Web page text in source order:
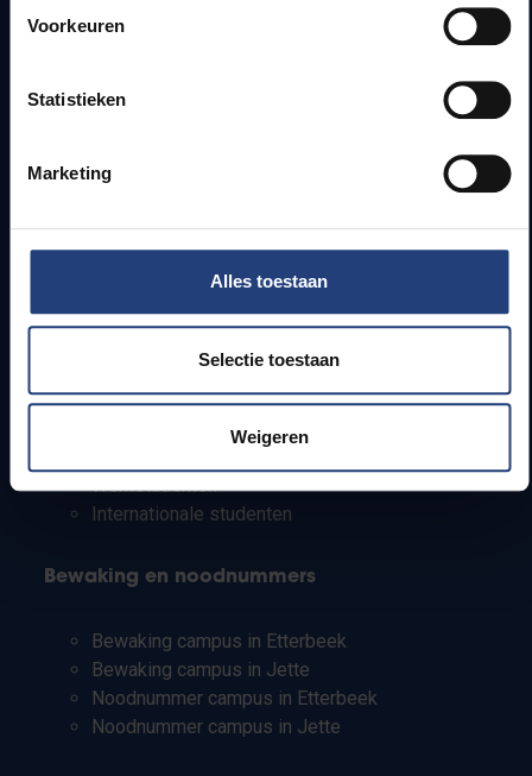
Voorkeuren
Statistieken
Marketing
Alles toestaan
Selectie toestaan
Weigeren
Jobs
Onderzoeksgroepen
Personeel
Werkstudenten
Internationale studenten
Bewaking en noodnummers
Bewaking campus in Etterbeek
Bewaking campus in Jette
Noodnummer campus in Etterbeek
Noodnummer campus in Jette